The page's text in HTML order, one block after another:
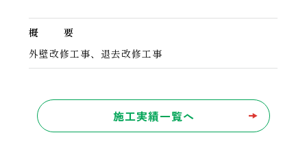
概 要
外壁改修工事、退去改修工事
施工実績一覧へ